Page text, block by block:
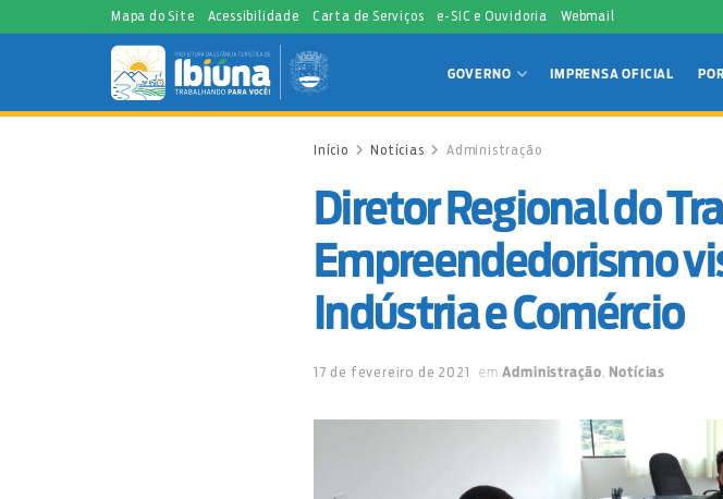
Mapa do Site Acessibilidade Carta de Serviços e-SIC e Ouvidoria Webmail
GOVERNO IMPRENSA OFICIAL
Início Notícias Administração
Diretor Regional do
Empreendedorismo
Indústria e Comércio
17 de fevereiro de 2021 em Administração, Notícias